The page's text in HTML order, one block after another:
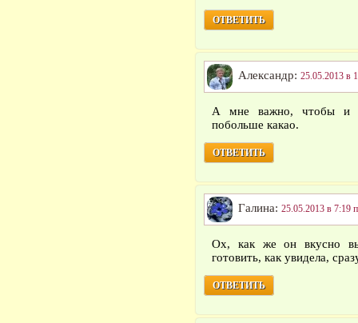
ОТВЕТИТЬ
Александр: 25.05.2013 в
А мне важно, чтобы и
побольше какао.
ОТВЕТИТЬ
Галина: 25.05.2013 в 7:19
Ох, как же он вкусно
готовить, как увидела,
ОТВЕТИТЬ